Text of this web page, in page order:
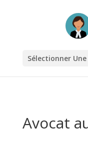
Sélectionner Une
Avocat